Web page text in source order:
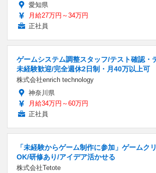
愛知県
月給27万円～34万円
正社員
ゲームシステム調整スタッフ/テスト確認・
未経験歓迎/完全週休2日制・月40万以上可
株式会社enrich technology
神奈川県
月給34万円～60万円
正社員
「未経験からゲーム制作に参加」ゲームク
OK/研修あり/アイデア活かせる
株式会社Tetote